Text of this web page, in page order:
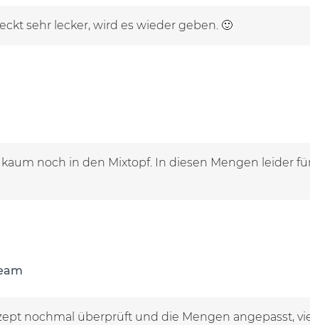
sehr lecker, wird es wieder geben. 🙂
noch in den Mixtopf. In diesen Mengen leider
nochmal überprüft und die Mengen angepasst,